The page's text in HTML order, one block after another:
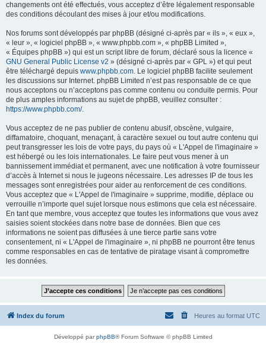
changements ont été effectués, vous acceptez d’être légalement responsable
des conditions découlant des mises à jour et/ou modifications.
Nos forums sont développés par phpBB (désigné ci-après par « ils », « eux »,
« leur », « logiciel phpBB », « www.phpbb.com », « phpBB Limited »,
« Équipes phpBB ») qui est un script libre de forum, déclaré sous la licence «
GNU General Public License v2 » (désigné ci-après par « GPL ») et qui peut
être téléchargé depuis www.phpbb.com. Le logiciel phpBB facilite seulement
les discussions sur Internet. phpBB Limited n’est pas responsable de ce que
nous acceptons ou n’acceptons pas comme contenu ou conduite permis. Pour
de plus amples informations au sujet de phpBB, veuillez consulter :
https://www.phpbb.com/.
Vous acceptez de ne pas publier de contenu abusif, obscène, vulgaire,
diffamatoire, choquant, menaçant, à caractère sexuel ou tout autre contenu qui
peut transgresser les lois de votre pays, du pays où « L'Appel de l'imaginaire »
est hébergé ou les lois internationales. Le faire peut vous mener à un
bannissement immédiat et permanent, avec une notification à votre fournisseur
d’accès à Internet si nous le jugeons nécessaire. Les adresses IP de tous les
messages sont enregistrées pour aider au renforcement de ces conditions.
Vous acceptez que « L'Appel de l'imaginaire » supprime, modifie, déplace ou
verrouille n’importe quel sujet lorsque nous estimons que cela est nécessaire.
En tant que membre, vous acceptez que toutes les informations que vous avez
saisies soient stockées dans notre base de données. Bien que ces
informations ne soient pas diffusées à une tierce partie sans votre
consentement, ni « L'Appel de l'imaginaire », ni phpBB ne pourront être tenus
comme responsables en cas de tentative de piratage visant à compromettre
les données.
Index du forum Heures au format UTC
Développé parphpBB® Forum Software © phpBB Limited